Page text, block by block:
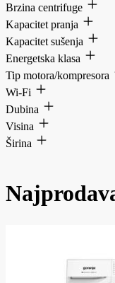
Brzina centrifuge
Kapacitet pranja
Kapacitet sušenja
Energetska klasa
Tip motora/kompresora
Wi-Fi
Dubina
Visina
Širina